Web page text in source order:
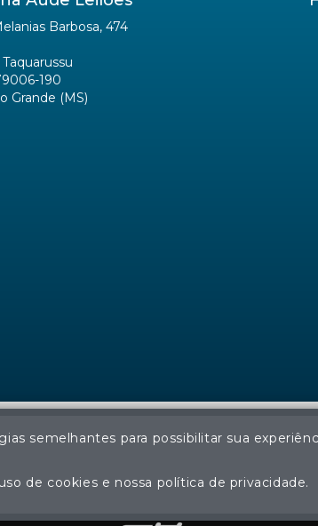
Barbosa, 474
190
Grande (MS)
não autorizada do conteúdo deste site poderá
semelhantes para possibilitar sua
de cookies e nossa política de privacidade.